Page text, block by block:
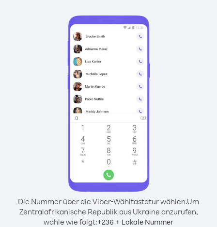
Die Nummer über die Viber-Wähltastatur wählen.Um
Zentralafrikanische Republik aus Ukraine anzurufen,
wähle wie folgt:+236 + Lokale Nummer